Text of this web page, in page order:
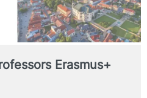
Erasmus+